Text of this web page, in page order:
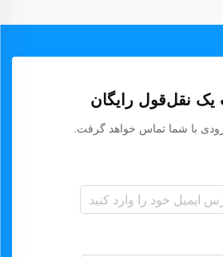
یک نقل‌قول رایگان
زودی با شما تماس خواهد گرفت.